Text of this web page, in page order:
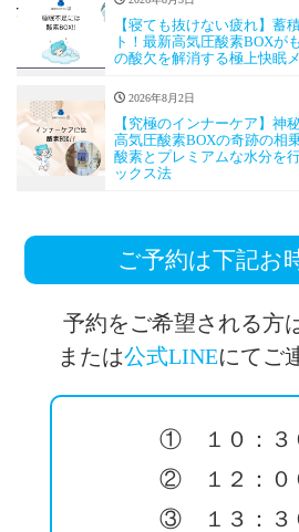
【寝ても抜けない疲れ】蓄
ト！最新高気圧酸素BOXが
の酸欠を解消する極上快眠
2026年8月2日
【究極のインナーケア】神
高気圧酸素BOXの奇跡の相
酸素とプレミアムな水分を
ックス法
ご予約は下記お
予約をご希望される方
または公式LINEにてご
① １０：３
② １２：０
③ １３：３